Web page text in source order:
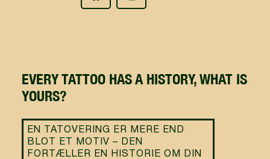
EVERY TATTOO HAS A HISTORY, WHAT IS
YOURS?
EN TATOVERING ER MERE END
BLOT ET MOTIV – DEN
FORTÆLLER EN HISTORIE OM DIN